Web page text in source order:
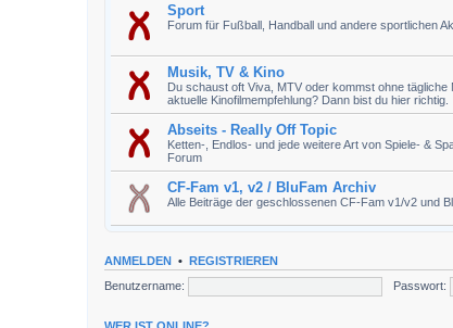
Sport
Forum für Fußball, Handball und andere sportlichen
Musik, TV & Kino
Du schaust oft Viva, MTV oder kommst ohne
aktuelle Kinofilmempfehlung? Dann bist du hier richtig.
Abseits - Really Off Topic
Ketten-, Endlos- und jede weitere Art von Spiele- &
Forum
CF-Fam v1, v2 / BluFam Archiv
Alle Beiträge der geschlossenen CF-Fam v1/v2 und
ANMELDEN • REGISTRIEREN
Benutzername:
Passwort: